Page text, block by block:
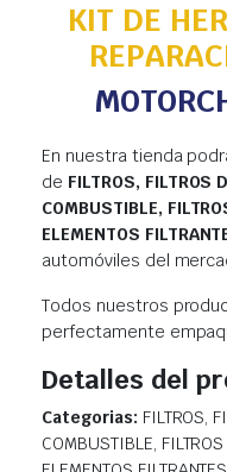
KIT DE
En nuestra tienda
de FILTROS, FILTROS
COMBUSTIBLE,
ELEMENTOS
automóviles del
Todos nuestros
perfectamente
Detalles del
Categorias: FILTROS,
COMBUSTIBLE,